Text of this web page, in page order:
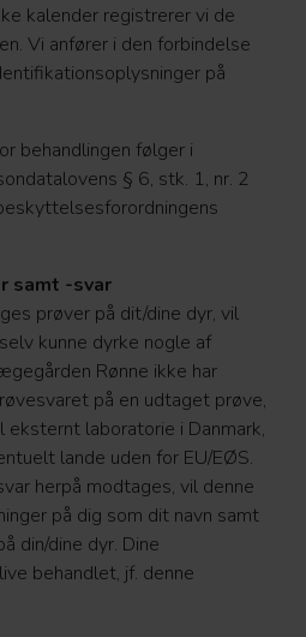
kalender registrerer vi de
Vi anfører i den forbindelse
på
behandlingen følger i
§ 6, stk. 1, nr. 2
samt -svar
prøver på dit/dine dyr, vil
kunne dyrke nogle af
Rønne ikke har
på en udtaget prøve,
laboratorie i Danmark,
lande uden for EU/EØS.
herpå modtages, vil denne
på dig som dit navn samt
din/dine dyr. Dine
behandlet, jf. denne